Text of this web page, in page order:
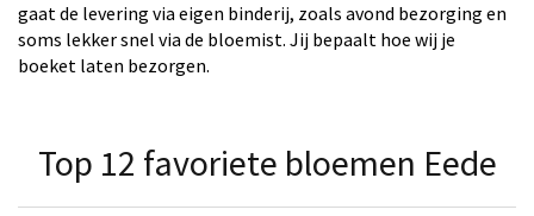
gaat de levering via eigen binderij, zoals avond bezorging en
soms lekker snel via de bloemist. Jij bepaalt hoe wij je
boeket laten bezorgen.
Top 12 favoriete bloemen Eede